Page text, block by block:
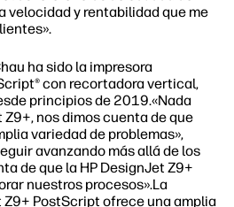
velocidad y rentabilidad que me
ha sido la impresora
con recortadora vertical,
principios de 2019.«Nada
Z9+, nos dimos cuenta de que
variedad de problemas»,
avanzando más allá de los
de que la HP DesignJet Z9+
nuestros procesos».La
Z9+ PostScript ofrece una amplia